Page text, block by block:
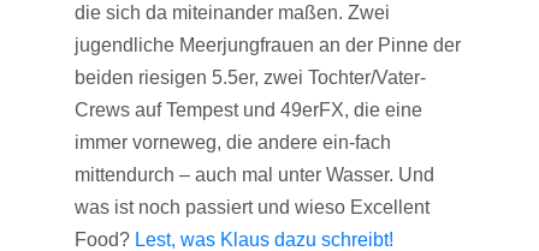
die sich da miteinander maßen. Zwei
jugendliche Meerjungfrauen an der Pinne der
beiden riesigen 5.5er, zwei Tochter/Vater-
Crews auf Tempest und 49erFX, die eine
immer vorneweg, die andere ein-fach
mittendurch – auch mal unter Wasser. Und
was ist noch passiert und wieso Excellent
Food? Lest, was Klaus dazu schreibt!